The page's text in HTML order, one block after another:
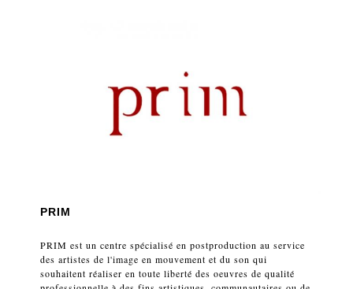
PRIM
PRIM est un centre spécialisé en postproduction au service
des artistes de l'image en mouvement et du son qui
souhaitent réaliser en toute liberté des oeuvres de qualité